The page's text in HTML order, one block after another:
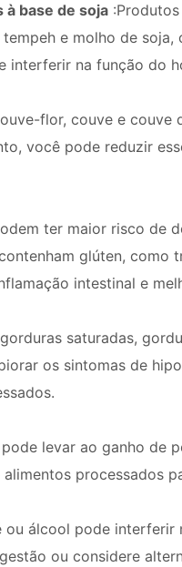
à base de soja
e molho de soja,
interferir na função do
flor, couve e couve
você pode reduzir
ter maior risco de
glúten, como
intestinal e
saturadas,
os sintomas de
levar ao ganho de
processados
ou álcool pode interferir
ou considere